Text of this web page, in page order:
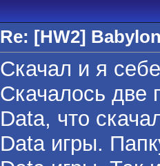
Re: [HW2]
Скачал и я
Скачалось две
Data, что
Data игры.